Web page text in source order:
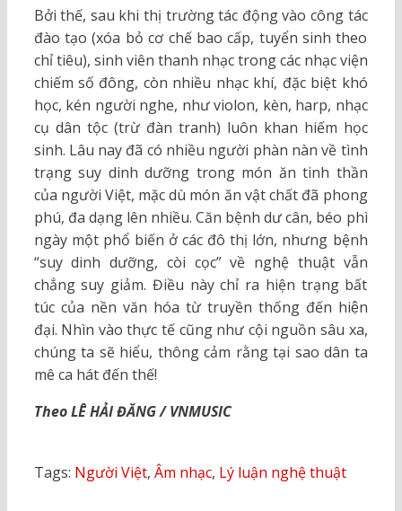
Bởi thế, sau khi thị trường tác động vào công tác
đào tạo (xóa bỏ cơ chế bao cấp, tuyển sinh theo
chỉ tiêu), sinh viên thanh nhạc trong các nhạc viện
chiếm số đông, còn nhiều nhạc khí, đặc biệt khó
học, kén người nghe, như violon, kèn, harp, nhạc
cụ dân tộc (trừ đàn tranh) luôn khan hiếm học
sinh. Lâu nay đã có nhiều người phàn nàn về tình
trạng suy dinh dưỡng trong món ăn tinh thần
của người Việt, mặc dù món ăn vật chất đã phong
phú, đa dạng lên nhiều. Căn bệnh dư cân, béo phì
ngày một phổ biến ở các đô thị lớn, nhưng bệnh
“suy dinh dưỡng, còi cọc” về nghệ thuật vẫn
chẳng suy giảm. Điều này chỉ ra hiện trạng bất
túc của nền văn hóa từ truyền thống đến hiện
đại. Nhìn vào thực tế cũng như cội nguồn sâu xa,
chúng ta sẽ hiểu, thông cảm rằng tại sao dân ta
mê ca hát đến thế!
Theo LÊ HẢI ĐĂNG / VNMUSIC
Tags: Người Việt, Âm nhạc, Lý luận nghệ thuật